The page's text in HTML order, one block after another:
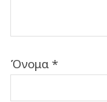
Όνομα*